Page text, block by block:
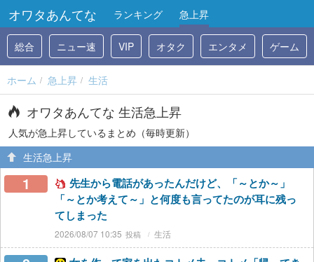
オワタあんてな ランキング 急上昇
総合 ニュー速 VIP オタク エンタメ ゲーム
ホーム 急上昇 生活
オワタあんてな 生活急上昇
人気が急上昇しているまとめ（毎時更新）
生活急上昇
1
先生から電話があったんだけど、「～とか～」
「～とか考えて～」と何度も言ってたのが耳に残っ
てしまった
2026/08/07 10:35 生活